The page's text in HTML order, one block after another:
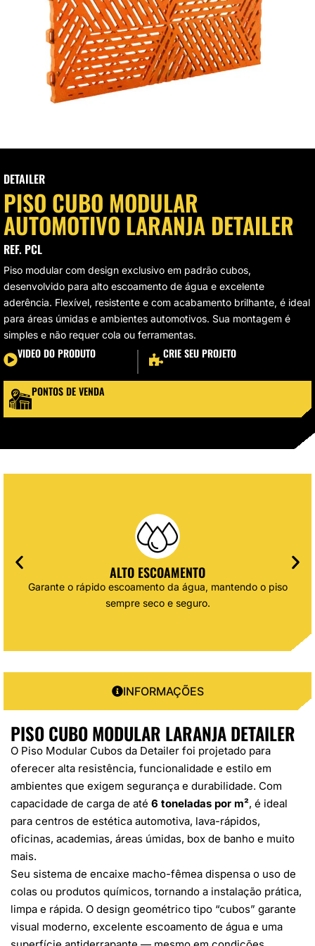
DE LED
MODULARES
DE FAROL
DETAILER
PISO CUBO MODULAR
AUTOMOTIVO LARANJA DETAILER
REF. PCL
Piso modular com design exclusivo em padrão cubos,
desenvolvido para alto escoamento de água e excelente
aderência. Flexível, resistente e com acabamento brilhante, é ideal
para áreas úmidas e ambientes automotivos. Sua montagem é
simples e não requer cola ou ferramentas.
VIDEO DO PRODUTO CRIE SEU PROJETO
PONTOS DE VENDA
ALTO ESCOAMENTO
Garante o rápido escoamento da água, mantendo o piso
sempre seco e seguro.
INFORMAÇÕES
PISO CUBO MODULAR LARANJA DETAILER
O Piso Modular Cubos da Detailer foi projetado para
oferecer alta resistência, funcionalidade e estilo em
ambientes que exigem segurança e durabilidade. Com
capacidade de carga de até 6 toneladas por m², é ideal
para centros de estética automotiva, lava-rápidos,
oficinas, academias, áreas úmidas, box de banho e muito
mais.
Seu sistema de encaixe macho-fêmea dispensa o uso de
colas ou produtos químicos, tornando a instalação prática,
limpa e rápida. O design geométrico tipo “cubos” garante
visual moderno, excelente escoamento de água e uma